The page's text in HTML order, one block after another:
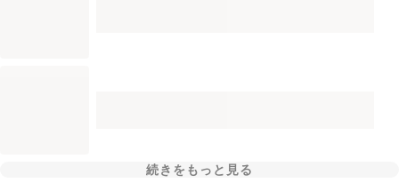
続きをもっと見る